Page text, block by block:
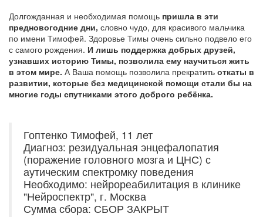
Долгожданная и необходимая помощь пришла в эти
предновогодние дни, словно чудо, для красивого мальчика
по имени Тимофей. Здоровье Тимы очень сильно подвело его
с самого рождения. И лишь поддержка добрых друзей,
узнавших историю Тимы, позволила ему научиться жить
в этом мире. А Ваша помощь позволила прекратить откаты в
развитии, которые без медицинской помощи стали бы на
многие годы спутниками этого доброго ребёнка.
Гоптенко Тимофей, 11 лет
Диагноз: резидуальная энцефалопатия
(поражение головного мозга и ЦНС) с
аутическим спектромку поведения
Необходимо: нейрореабилитация в клинике
"Нейроспектр", г. Москва
Сумма сбора: СБОР ЗАКРЫТ